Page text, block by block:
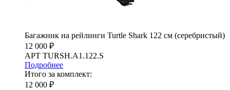
Багажник на рейлинги Turtle Shark 122 см (серебристый)
12 000 ₽
АРТ TURSH.A1.122.S
Подробнее
Итого за комплект:
12 000 ₽